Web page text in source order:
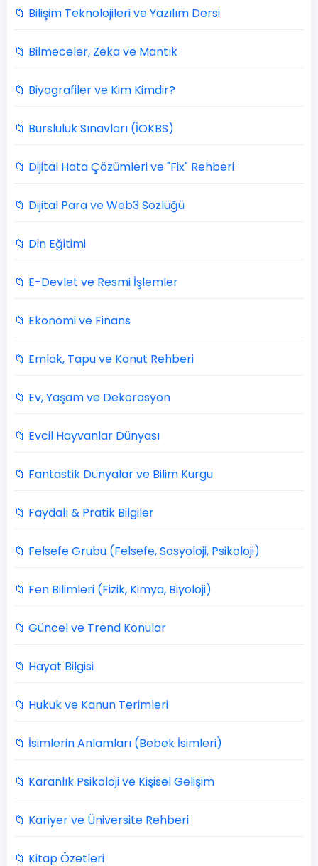
📁 Bilişim Teknolojileri ve Yazılım Dersi
📁 Bilmeceler, Zeka ve Mantık
📁 Biyografiler ve Kim Kimdir?
📁 Bursluluk Sınavları (İOKBS)
📁 Dijital Hata Çözümleri ve "Fix" Rehberi
📁 Dijital Para ve Web3 Sözlüğü
📁 Din Eğitimi
📁 E-Devlet ve Resmi İşlemler
📁 Ekonomi ve Finans
📁 Emlak, Tapu ve Konut Rehberi
📁 Ev, Yaşam ve Dekorasyon
📁 Evcil Hayvanlar Dünyası
📁 Fantastik Dünyalar ve Bilim Kurgu
📁 Faydalı & Pratik Bilgiler
📁 Felsefe Grubu (Felsefe, Sosyoloji, Psikoloji)
📁 Fen Bilimleri (Fizik, Kimya, Biyoloji)
📁 Güncel ve Trend Konular
📁 Hayat Bilgisi
📁 Hukuk ve Kanun Terimleri
📁 İsimlerin Anlamları (Bebek İsimleri)
📁 Karanlık Psikoloji ve Kişisel Gelişim
📁 Kariyer ve Üniversite Rehberi
📁 Kitap Özetleri